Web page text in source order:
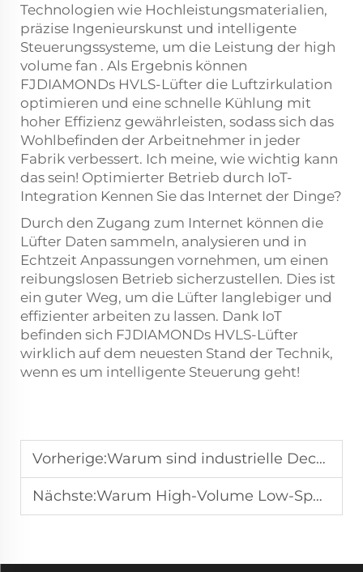
Technologien wie Hochleistungsmaterialien,
präzise Ingenieurskunst und intelligente
Steuerungssysteme, um die Leistung der high
volume fan . Als Ergebnis können
FJDIAMONDs HVLS-Lüfter die Luftzirkulation
optimieren und eine schnelle Kühlung mit
hoher Effizienz gewährleisten, sodass sich das
Wohlbefinden der Arbeitnehmer in jeder
Fabrik verbessert. Ich meine, wie wichtig kann
das sein! Optimierter Betrieb durch IoT-
Integration Kennen Sie das Internet der Dinge?
Durch den Zugang zum Internet können die
Lüfter Daten sammeln, analysieren und in
Echtzeit Anpassungen vornehmen, um einen
reibungslosen Betrieb sicherzustellen. Dies ist
ein guter Weg, um die Lüfter langlebiger und
effizienter arbeiten zu lassen. Dank IoT
befinden sich FJDIAMONDs HVLS-Lüfter
wirklich auf dem neuesten Stand der Technik,
wenn es um intelligente Steuerung geht!
Vorherige:Warum sind industrielle Deckenventilatoren ideal für Hallen mit großer Raumhöhe?
Nächste:Warum High-Volume Low-Speed-Lüfter die Kühlung großer Räume dominieren